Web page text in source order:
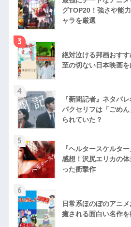
グTOP20！強さや能
ャラを厳選
3
絶対泣ける邦画おす
至の切ない日本映画
4
『新聞記者』ネタバ
パクセリフは「ごめ
られていた？
5
『ヘルタースケルタ
感想！沢尻エリカの
った衝撃作
6
日常系ほのぼのアニ
癒される面白い名作